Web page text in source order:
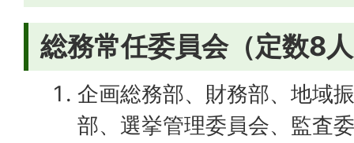
総務常任委員会（定数8
企画総務部、財務部、地域
部、選挙管理委員会、監査